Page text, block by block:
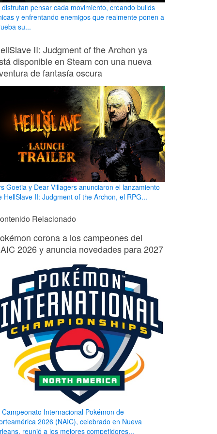
disfrutan pensar cada movimiento, creando builds
y enfrentando enemigos que realmente ponen a
su...
II: Judgment of the Archon ya
disponible en Steam con una nueva
de fantasía oscura
Goetia y Dear Villagers anunciaron el lanzamiento
HellSlave II: Judgment of the Archon, el RPG...
Relacionado
corona a los campeones del
2026 y anuncia novedades para 2027
Campeonato Internacional Pokémon de
2026 (NAIC), celebrado en Nueva
reunió a los mejores competidores...